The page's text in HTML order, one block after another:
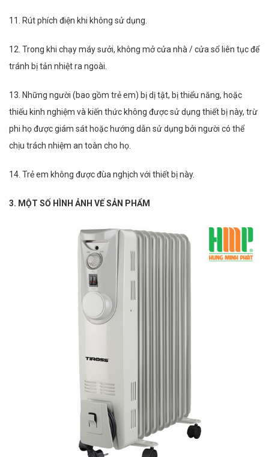
11. Rút phích điện khi không sử dụng.
12. Trong khi chạy máy sưởi, không mở cửa nhà / cửa sổ liên tục để
tránh bị tản nhiệt ra ngoài.
13. Những người (bao gồm trẻ em) bị dị tật, bị thiểu năng, hoặc
thiếu kinh nghiệm và kiến thức không được sử dụng thiết bị này, trừ
phi họ được giám sát hoặc hướng dẫn sử dụng bởi người có thể
chịu trách nhiệm an toàn cho họ.
14. Trẻ em không được đùa nghịch với thiết bị này.
3. MỘT SỐ HÌNH ẢNH VẾ SẢN PHẨM